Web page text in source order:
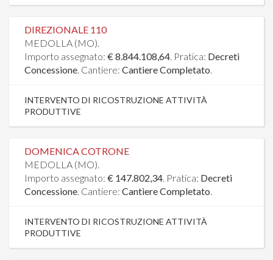
DIREZIONALE 110
MEDOLLA (MO).
Importo assegnato: € 8.844.108,64. Pratica: Decreti
Concessione. Cantiere: Cantiere Completato.
INTERVENTO DI RICOSTRUZIONE ATTIVITÀ
PRODUTTIVE
DOMENICA COTRONE
MEDOLLA (MO).
Importo assegnato: € 147.802,34. Pratica: Decreti
Concessione. Cantiere: Cantiere Completato.
INTERVENTO DI RICOSTRUZIONE ATTIVITÀ
PRODUTTIVE